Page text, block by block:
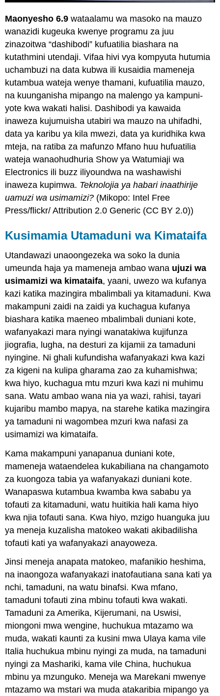
Maonyesho 6.9 wataalamu wa masoko na mauzo
wanazidi kugeuka kwenye programu za juu
zinazoitwa “dashibodi” kufuatilia biashara na
kutathmini utendaji. Vifaa hivi vya kompyuta hutumia
uchambuzi na data kubwa ili kusaidia mameneja
kutambua wateja wenye thamani, kufuatilia mauzo,
na kuunganisha mipango na malengo ya kampuni-
yote kwa wakati halisi. Dashibodi ya kawaida
inaweza kujumuisha utabiri wa mauzo na uhifadhi,
data ya karibu ya kila mwezi, data ya kuridhika kwa
mteja, na ratiba za mafunzo Mfano huu hufuatilia
wateja wanaohudhuria Show ya Watumiaji wa
Electronics ili buzz iliyoundwa na washawishi
inaweza kupimwa. Teknolojia ya habari inaathirije
uamuzi wa usimamizi? (Mikopo: Intel Free
Press/flickr/ Attribution 2.0 Generic (CC BY 2.0))
Kusimamia Utamaduni wa Kimataifa
Utandawazi unaoongezeka wa soko la dunia
umeunda haja ya mameneja ambao wana ujuzi wa
usimamizi wa kimataifa, yaani, uwezo wa kufanya
kazi katika mazingira mbalimbali ya kitamaduni. Kwa
makampuni zaidi na zaidi ya kuchagua kufanya
biashara katika maeneo mbalimbali duniani kote,
wafanyakazi mara nyingi wanatakiwa kujifunza
jiografia, lugha, na desturi za kijamii za tamaduni
nyingine. Ni ghali kufundisha wafanyakazi kwa kazi
za kigeni na kulipa gharama zao za kuhamishwa;
kwa hiyo, kuchagua mtu mzuri kwa kazi ni muhimu
sana. Watu ambao wana nia ya wazi, rahisi, tayari
kujaribu mambo mapya, na starehe katika mazingira
ya tamaduni ni wagombea mzuri kwa nafasi za
usimamizi wa kimataifa.
Kama makampuni yanapanua duniani kote,
mameneja wataendelea kukabiliana na changamoto
za kuongoza tabia ya wafanyakazi duniani kote.
Wanapaswa kutambua kwamba kwa sababu ya
tofauti za kitamaduni, watu huitikia hali kama hiyo
kwa njia tofauti sana. Kwa hiyo, mzigo huanguka juu
ya meneja kuzalisha matokeo wakati akibadilisha
tofauti kati ya wafanyakazi anayoweza.
Jinsi meneja anapata matokeo, mafanikio heshima,
na inaongoza wafanyakazi inatofautiana sana kati ya
nchi, tamaduni, na watu binafsi. Kwa mfano,
tamaduni tofauti zina mbinu tofauti kwa wakati.
Tamaduni za Amerika, Kijerumani, na Uswisi,
miongoni mwa wengine, huchukua mtazamo wa
muda, wakati kaunti za kusini mwa Ulaya kama vile
Italia huchukua mbinu nyingi za muda, na tamaduni
nyingi za Mashariki, kama vile China, huchukua
mbinu ya mzunguko. Meneja wa Marekani mwenye
mtazamo wa mstari wa muda atakaribia mipango ya